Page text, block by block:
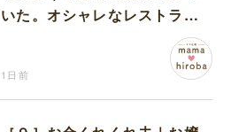
いた。オシャレなレストラン
1日前